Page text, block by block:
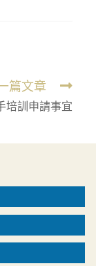
篇文章
培訓申請事宜